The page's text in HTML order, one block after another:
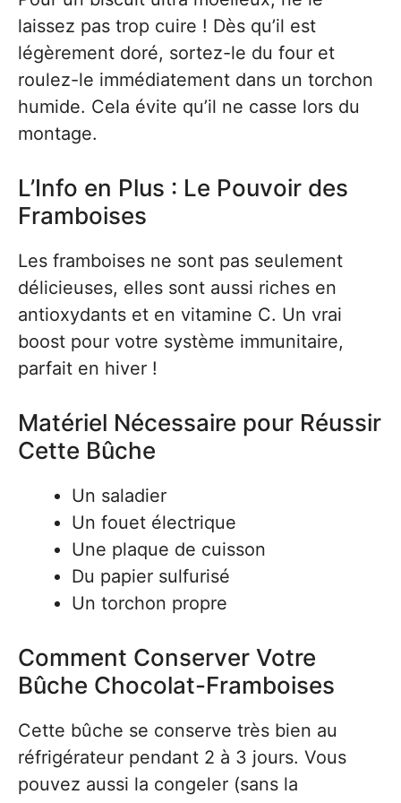
laissez pas trop cuire ! Dès qu’il est
légèrement doré, sortez-le du four et
roulez-le immédiatement dans un torchon
humide. Cela évite qu’il ne casse lors du
montage.
L’Info en Plus : Le Pouvoir des
Framboises
Les framboises ne sont pas seulement
délicieuses, elles sont aussi riches en
antioxydants et en vitamine C. Un vrai
boost pour votre système immunitaire,
parfait en hiver !
Matériel Nécessaire pour Réussir
Cette Bûche
Un saladier
Un fouet électrique
Une plaque de cuisson
Du papier sulfurisé
Un torchon propre
Comment Conserver Votre
Bûche Chocolat-Framboises
Cette bûche se conserve très bien au
réfrigérateur pendant 2 à 3 jours. Vous
pouvez aussi la congeler (sans la